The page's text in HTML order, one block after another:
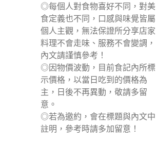
◎每個人對食物喜好不同，對美
食定義也不同，口感與味覺皆屬
個人主觀，無法保證所分享店家
料理不會走味、服務不會變調，
內文請謹慎參考！
◎因物價波動，目前食記內所標
示價格，以當日吃到的價格為
主，日後不再異動，敬請多留
意。
◎若為邀約，會在標題與內文中
註明，參考時請多加留意！